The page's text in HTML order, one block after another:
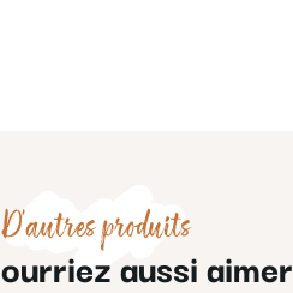
D'autres produits
aussi aimer